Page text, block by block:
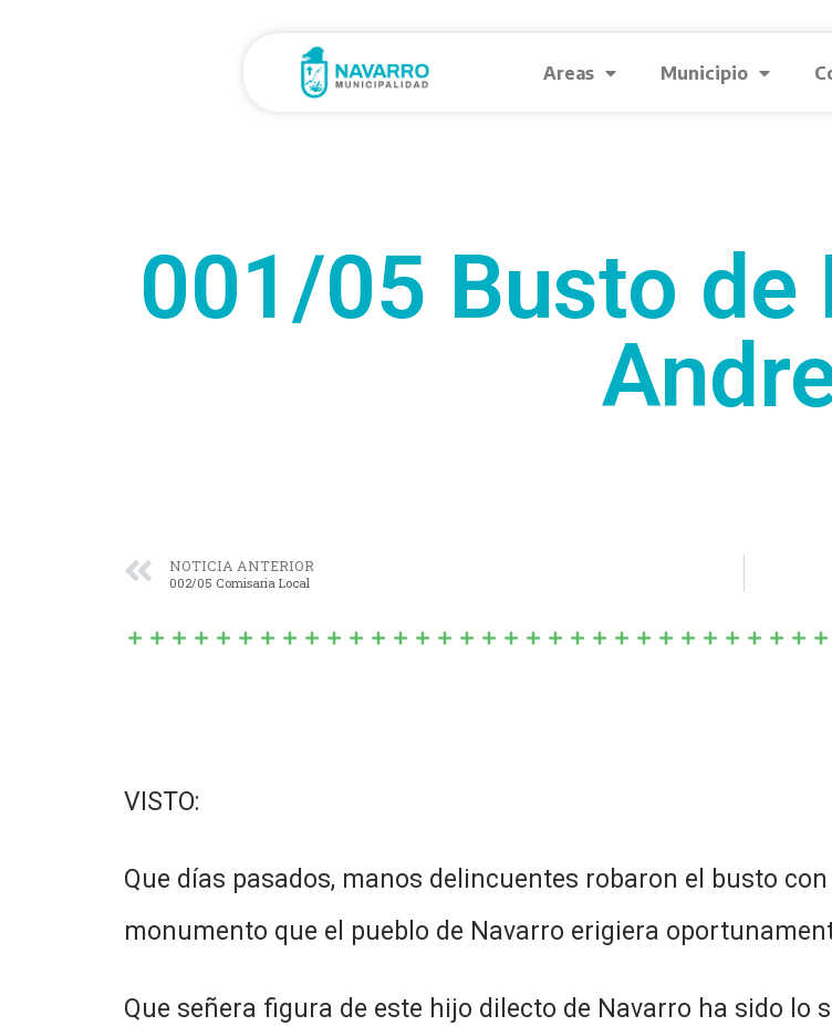
Areas Municipio
001/05 Busto de
NOTICIA ANTERIOR
002/05 Comisaria Local
VISTO:
Que días pasados, manos delincuentes robaron el busto
monumento que el pueblo de Navarro erigiera
Que señera figura de este hijo dilecto de Navarro ha sido